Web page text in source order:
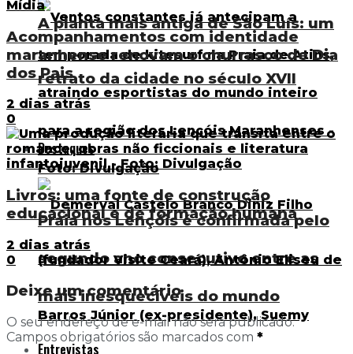
Praia nos Lençóis é confirmada pelo
segundo ano consecutivo entre as
mais inesquecíveis do mundo
Entrevistas
A planta mais antiga de São Luís: um
retrato da cidade no século XVII
Destaques
Acompanhamentos com identidade
maranhense renovam o churrasco de Dia
dos Pais
2 dias atrás
0
Livros: uma fonte de construção
educacional e de formação humana
2 dias atrás
0
Deixe um comentário
O seu endereço de e-mail não será publicado.
Campos obrigatórios são marcados com *